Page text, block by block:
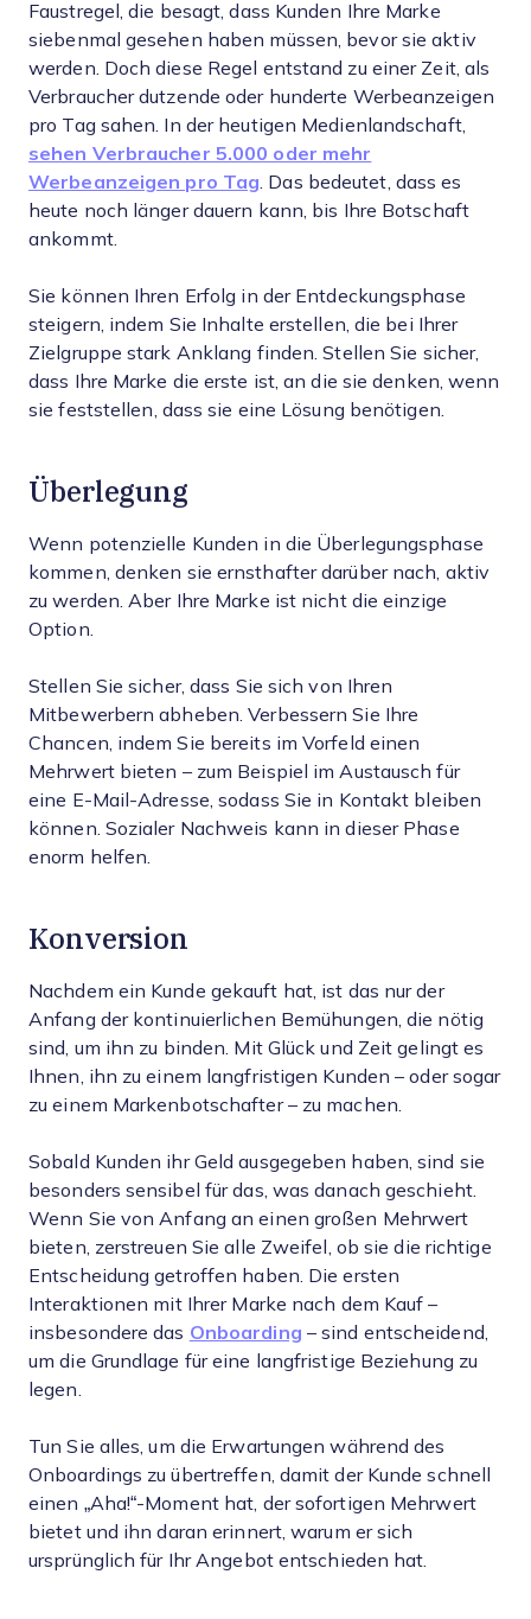
Faustregel, die besagt, dass Kunden Ihre Marke
siebenmal gesehen haben müssen, bevor sie aktiv
werden. Doch diese Regel entstand zu einer Zeit, als
Verbraucher dutzende oder hunderte Werbeanzeigen
pro Tag sahen. In der heutigen Medienlandschaft,
sehen Verbraucher 5.000 oder mehr
Werbeanzeigen pro Tag . Das bedeutet, dass es
heute noch länger dauern kann, bis Ihre Botschaft
ankommt.
Sie können Ihren Erfolg in der Entdeckungsphase
steigern, indem Sie Inhalte erstellen, die bei Ihrer
Zielgruppe stark Anklang finden. Stellen Sie sicher,
dass Ihre Marke die erste ist, an die sie denken, wenn
sie feststellen, dass sie eine Lösung benötigen.
Überlegung
Wenn potenzielle Kunden in die Überlegungsphase
kommen, denken sie ernsthafter darüber nach, aktiv
zu werden. Aber Ihre Marke ist nicht die einzige
Option.
Stellen Sie sicher, dass Sie sich von Ihren
Mitbewerbern abheben. Verbessern Sie Ihre
Chancen, indem Sie bereits im Vorfeld einen
Mehrwert bieten – zum Beispiel im Austausch für
eine E-Mail-Adresse, sodass Sie in Kontakt bleiben
können. Sozialer Nachweis kann in dieser Phase
enorm helfen.
Konversion
Nachdem ein Kunde gekauft hat, ist das nur der
Anfang der kontinuierlichen Bemühungen, die nötig
sind, um ihn zu binden. Mit Glück und Zeit gelingt es
Ihnen, ihn zu einem langfristigen Kunden – oder sogar
zu einem Markenbotschafter – zu machen.
Sobald Kunden ihr Geld ausgegeben haben, sind sie
besonders sensibel für das, was danach geschieht.
Wenn Sie von Anfang an einen großen Mehrwert
bieten, zerstreuen Sie alle Zweifel, ob sie die richtige
Entscheidung getroffen haben. Die ersten
Interaktionen mit Ihrer Marke nach dem Kauf –
insbesondere das Onboarding – sind entscheidend,
um die Grundlage für eine langfristige Beziehung zu
legen.
Tun Sie alles, um die Erwartungen während des
Onboardings zu übertreffen, damit der Kunde schnell
einen „Aha!“-Moment hat, der sofortigen Mehrwert
bietet und ihn daran erinnert, warum er sich
ursprünglich für Ihr Angebot entschieden hat.